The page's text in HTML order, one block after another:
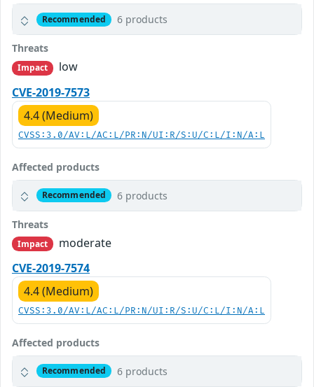
Recommended 6 products
Threats
Impact
low
CVE-2019-7573
4.4 (Medium)
CVSS:3.0/AV:L/AC:L/PR:N/UI:R/S:U/C:L/I:N/A:L
Affected products
Recommended 6 products
Threats
Impact
moderate
CVE-2019-7574
4.4 (Medium)
CVSS:3.0/AV:L/AC:L/PR:N/UI:R/S:U/C:L/I:N/A:L
Affected products
Recommended 6 products